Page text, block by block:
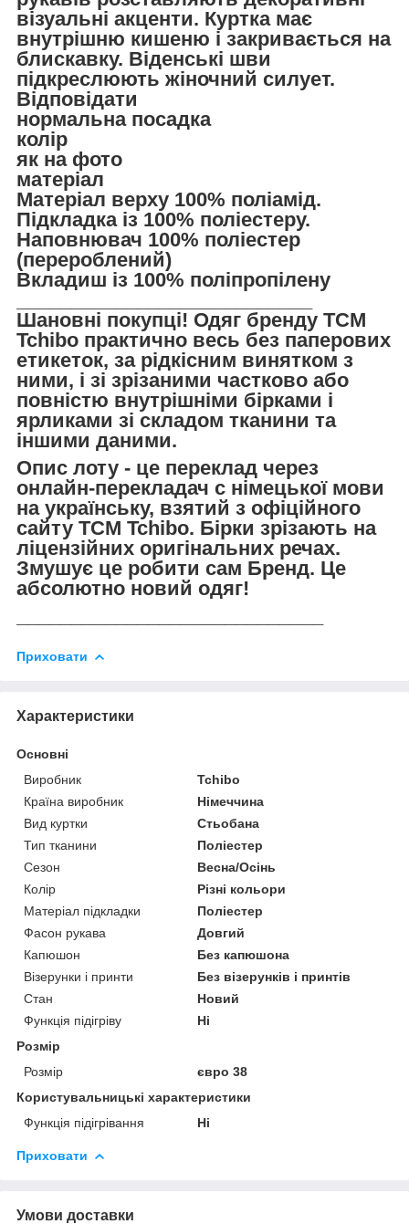
візуальні акценти. Куртка має
внутрішню кишеню і закривається на
блискавку. Віденські шви
підкреслюють жіночний силует.
Відповідати
нормальна посадка
колір
як на фото
матеріал
Матеріал верху 100% поліамід.
Підкладка із 100% поліестеру.
Наповнювач 100% поліестер
(перероблений)
Вкладиш із 100% поліпропілену
Шановні покупці! Одяг бренду TCM
Tchibo практично весь без паперових
етикеток, за рідкісним винятком з
ними, і зі зрізаними частково або
повністю внутрішніми бірками і
ярликами зі складом тканини та
іншими даними.
Опис лоту - це переклад через
онлайн-перекладач с німецької мови
на українську, взятий з офіційного
сайту TCM Tchibo. Бірки зрізають на
ліцензійних оригінальних речах.
Змушує це робити сам Бренд. Це
абсолютно новий одяг!
Приховати
Характеристики
Основні
Виробник
Tchibo
Країна виробник
Німеччина
Вид куртки
Стьобана
Тип тканини
Поліестер
Сезон
Весна/Осінь
Колір
Різні кольори
Матеріал підкладки
Поліестер
Фасон рукава
Довгий
Капюшон
Без капюшона
Візерунки і принти
Без візерунків і принтів
Стан
Новий
Функція підігріву
Ні
Розмір
Розмір
євро 38
Користувальницькі характеристики
Функція підігрівання
Ні
Приховати
Умови доставки